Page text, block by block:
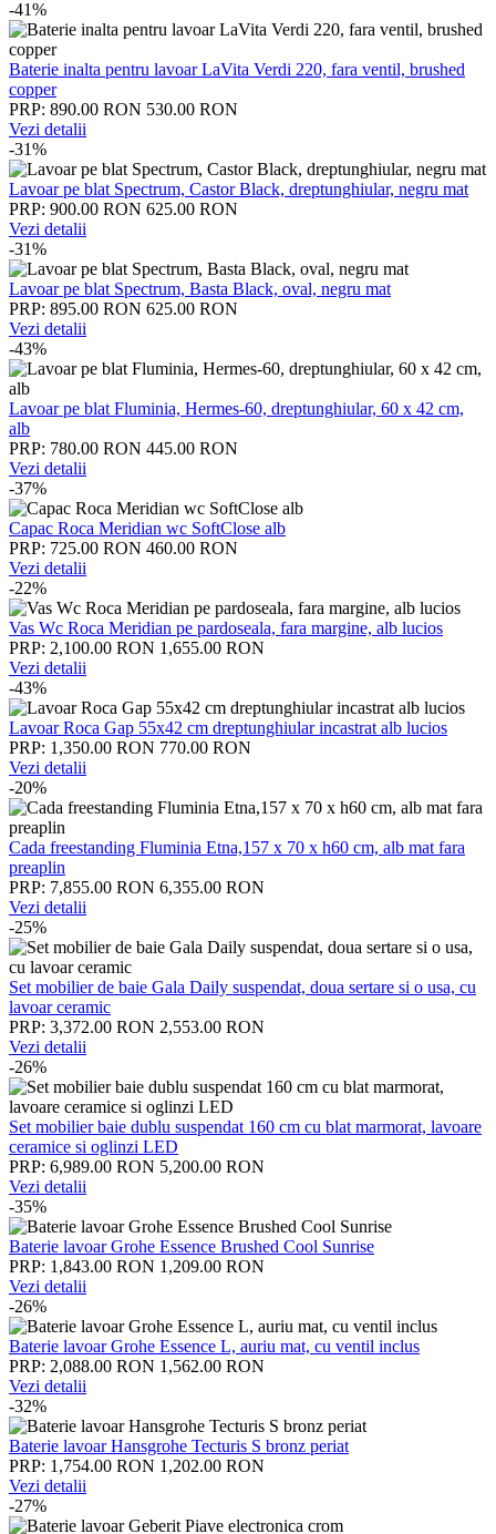
-41%
Baterie inalta pentru lavoar LaVita Verdi 220, fara ventil, brushed
copper
PRP: 890.00 RON 530.00 RON
Vezi detalii
-31%
Lavoar pe blat Spectrum, Castor Black, dreptunghiular, negru mat
PRP: 900.00 RON 625.00 RON
Vezi detalii
-31%
Lavoar pe blat Spectrum, Basta Black, oval, negru mat
PRP: 895.00 RON 625.00 RON
Vezi detalii
-43%
Lavoar pe blat Fluminia, Hermes-60, dreptunghiular, 60 x 42 cm,
alb
PRP: 780.00 RON 445.00 RON
Vezi detalii
-37%
Capac Roca Meridian wc SoftClose alb
PRP: 725.00 RON 460.00 RON
Vezi detalii
-22%
Vas Wc Roca Meridian pe pardoseala, fara margine, alb lucios
PRP: 2,100.00 RON 1,655.00 RON
Vezi detalii
-43%
Lavoar Roca Gap 55x42 cm dreptunghiular incastrat alb lucios
PRP: 1,350.00 RON 770.00 RON
Vezi detalii
-20%
Cada freestanding Fluminia Etna,157 x 70 x h60 cm, alb mat fara
preaplin
PRP: 7,855.00 RON 6,355.00 RON
Vezi detalii
-25%
Set mobilier de baie Gala Daily suspendat, doua sertare si o usa, cu
lavoar ceramic
PRP: 3,372.00 RON 2,553.00 RON
Vezi detalii
-26%
Set mobilier baie dublu suspendat 160 cm cu blat marmorat, lavoare
ceramice si oglinzi LED
PRP: 6,989.00 RON 5,200.00 RON
Vezi detalii
-35%
Baterie lavoar Grohe Essence Brushed Cool Sunrise
PRP: 1,843.00 RON 1,209.00 RON
Vezi detalii
-26%
Baterie lavoar Grohe Essence L, auriu mat, cu ventil inclus
PRP: 2,088.00 RON 1,562.00 RON
Vezi detalii
-32%
Baterie lavoar Hansgrohe Tecturis S bronz periat
PRP: 1,754.00 RON 1,202.00 RON
Vezi detalii
-27%